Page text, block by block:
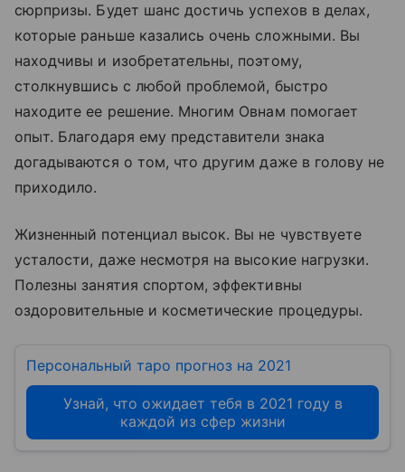
сюрпризы. Будет шанс достичь успехов в делах,
которые раньше казались очень сложными. Вы
находчивы и изобретательны, поэтому,
столкнувшись с любой проблемой, быстро
находите ее решение. Многим Овнам помогает
опыт. Благодаря ему представители знака
догадываются о том, что другим даже в голову не
приходило.
Жизненный потенциал высок. Вы не чувствуете
усталости, даже несмотря на высокие нагрузки.
Полезны занятия спортом, эффективны
оздоровительные и косметические процедуры.
Персональный таро прогноз на 2021
Узнай, что ожидает тебя в 2021 году в
каждой из сфер жизни